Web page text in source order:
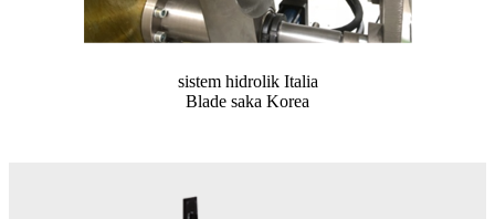
sistem hidrolik Italia
Blade saka Korea